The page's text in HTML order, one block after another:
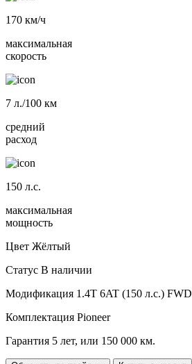
170 км/ч
максимальная
скорость
7 л./100 км
средний
расход
150 л.с.
максимальная
мощность
Цвет Жёлтый
Статус В наличии
Модификация 1.4T 6AT (150 л.с.) FWD
Комплектация Pioneer
Гарантия 5 лет, или 150 000 км.